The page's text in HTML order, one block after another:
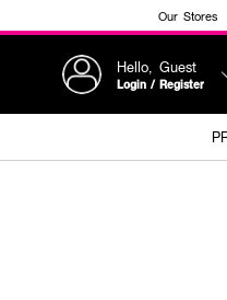
Our Stores
Hello, Guest
Login / Register